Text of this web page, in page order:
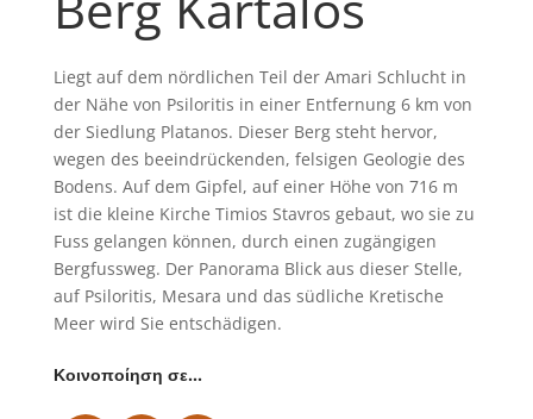
Liegt auf dem nördlichen Teil der Amari Schlucht in
der Nähe von Psiloritis in einer Entfernung 6 km von
der Siedlung Platanos. Dieser Berg steht hervor,
wegen des beeindrückenden, felsigen Geologie des
Bodens. Auf dem Gipfel, auf einer Höhe von 716 m
ist die kleine Kirche Timios Stavros gebaut, wo sie zu
Fuss gelangen können, durch einen zugängigen
Bergfussweg. Der Panorama Blick aus dieser Stelle,
auf Psiloritis, Mesara und das südliche Kretische
Meer wird Sie entschädigen.
Κοινοποίηση σε…